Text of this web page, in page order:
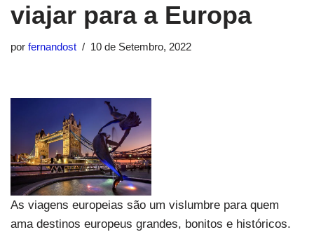
viajar para a Europa
por fernandost 10 de Setembro, 2022
As viagens europeias são um vislumbre para quem
ama destinos europeus grandes, bonitos e históricos.